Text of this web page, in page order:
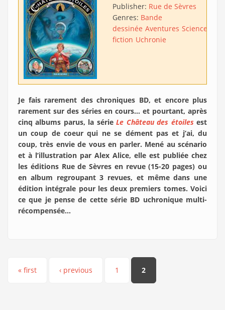
Publisher: Rue de Sèvres
Genres: Bande
dessinée Aventures Science-
fiction Uchronie
Je fais rarement des chroniques BD, et encore plus
rarement sur des séries en cours… et pourtant, après
cinq albums parus, la série Le Château des étoiles est
un coup de coeur qui ne se dément pas et j’ai, du
coup, très envie de vous en parler. Mené au scénario
et à l’illustration par Alex Alice, elle est publiée chez
les éditions Rue de Sèvres en revue (15-20 pages) ou
en album regroupant 3 revues, et même dans une
édition intégrale pour les deux premiers tomes. Voici
ce que je pense de cette série BD uchronique multi-
récompensée…
Pages
« first ‹ previous 1 2